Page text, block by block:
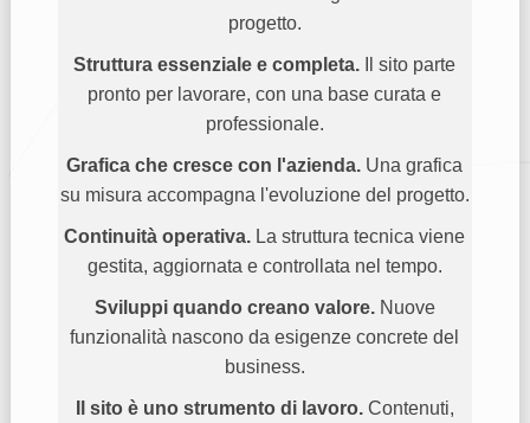
progetto.
Struttura essenziale e completa. Il sito parte
pronto per lavorare, con una base curata e
professionale.
Grafica che cresce con l'azienda. Una grafica
su misura accompagna l'evoluzione del progetto.
Continuità operativa. La struttura tecnica viene
gestita, aggiornata e controllata nel tempo.
Sviluppi quando creano valore.Nuove
funzionalità nascono da esigenze concrete del
business.
Il sito è uno strumento di lavoro.Contenuti,